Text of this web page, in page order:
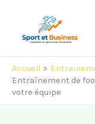
contenu
Accueil
Entraînement de
votre équipe